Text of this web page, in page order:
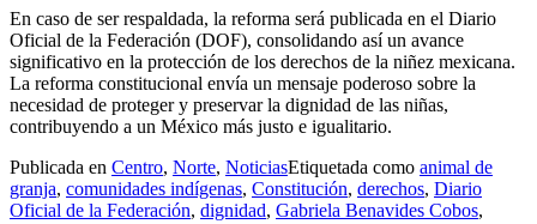
En caso de ser respaldada, la reforma será publicada en el Diario
Oficial de la Federación (DOF), consolidando así un avance
significativo en la protección de los derechos de la niñez mexicana.
La reforma constitucional envía un mensaje poderoso sobre la
necesidad de proteger y preservar la dignidad de las niñas,
contribuyendo a un México más justo e igualitario.
Publicada en Centro, Norte, NoticiasEtiquetada como animal de
granja, comunidades indígenas, Constitución, derechos, Diario
Oficial de la Federación, dignidad, Gabriela Benavides Cobos,